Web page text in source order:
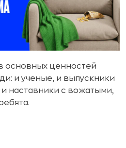
основных ценностей
и ученые, и выпускники
наставники с вожатыми,